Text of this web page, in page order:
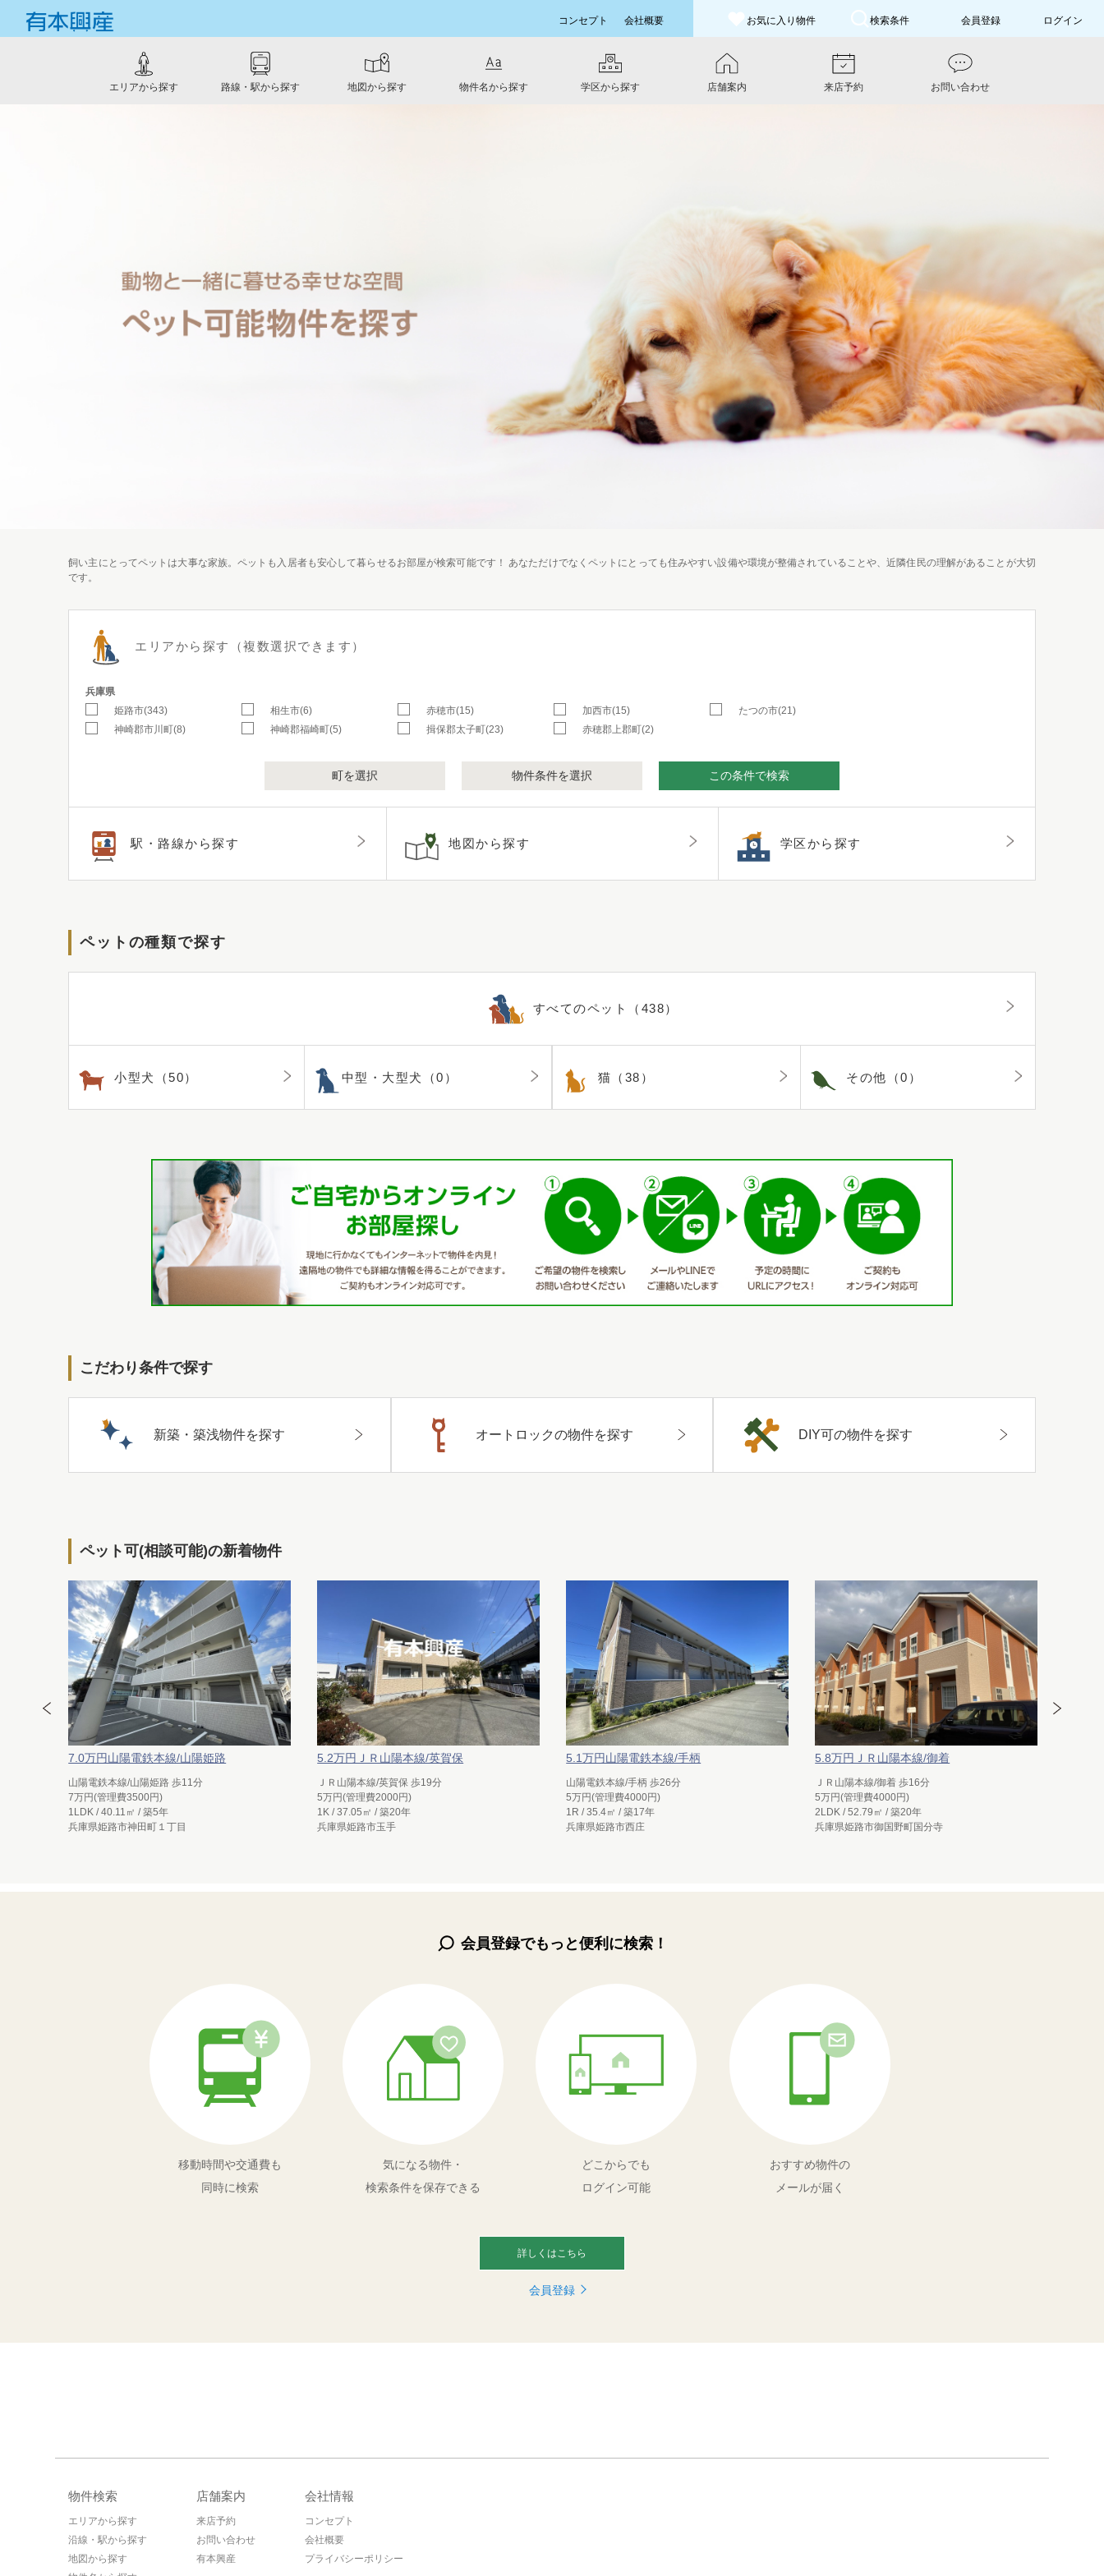
コンセプト 会社概要 お気に入り 物件 検索条件 会員登録 ログイン
エリアから探す 路線・駅から探す 地図から探す 物件名から探す 学区から探す 店舗案内 来店予約 お問い合わせ
飼い主にとってペットは大事な家族。ペットも入居者も安心して暮らせるお部屋が検索可能です！ あなただけでなくペットにとっても住みやすい設備や環境が整備されていることや、近隣住民の理解があることが大切
です。
エリアから探す （複数選択できます）
兵庫県
姫路市(343)
相生市(6) 赤穂市(15) 加西市(15)
たつの市(21)
神崎郡市川町(8)
神崎郡福崎町(5) 揖保郡太子町(23) 赤穂郡上郡町(2)
町を選択 物件条件を選択 この条件で検索
駅・路線から探す 地図から探す 学区から探す
ペットの種類で探す
すべてのペット（438）
小型犬（50） 中型・大型犬（0） 猫（38） その他（0）
こだわり条件で探す
新築・築浅物件を探す オートロックの物件を探す DIY可の物件を探す
ペット可(相談可能)の新着物件
7.0万円山陽電鉄本線/山陽姫路
山陽電鉄本線/山陽姫路 歩11分
7万円(管理費3500円)
1LDK / 40.11㎡ / 築5年
兵庫県姫路市神田町１丁目
5.2万円ＪＲ山陽本線/英賀保
ＪＲ山陽本線/英賀保 歩19分
5万円(管理費2000円)
1K / 37.05㎡ / 築20年
兵庫県姫路市玉手
5.1万円山陽電鉄本線/手柄
山陽電鉄本線/手柄 歩26分
5万円(管理費4000円)
1R / 35.4㎡ / 築17年
兵庫県姫路市西庄
5.8万円ＪＲ山陽本線/御着
ＪＲ山陽本線/御着 歩16分
5万円(管理費4000円)
2LDK / 52.79㎡ / 築20年
兵庫県姫路市御国野町国分寺
会員登録でもっと便利に検索！
移動時間や交通費も
同時に検索
気になる物件・
検索条件を保存できる
どこからでも
ログイン可能
おすすめ物件の
メールが届く
詳しくはこちら
会員登録
物件検索
エリアから探す
沿線・駅から探す
地図から探す
店舗案内
来店予約
お問い合わせ
有本興産
会社情報
コンセプト
会社概要
プライバシーポリシー